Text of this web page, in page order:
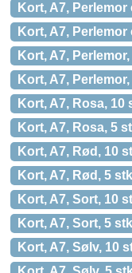
Kort, A7,
Kort, A7,
Kort, A7,
Kort, A7,
Kort, A7, Rosa,
Kort, A7, Rosa, 5
Kort, A7, Rød, 10
Kort, A7, Rød, 5
Kort, A7, Sort, 10
Kort, A7, Sort, 5
Kort, A7, Sølv, 10